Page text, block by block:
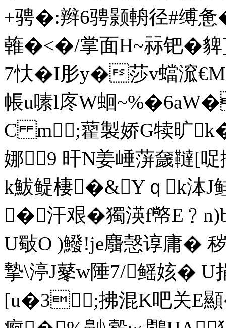
+骋�:辫6骋颢輈径#缚
雗�<�/掌面H~祘钯�
7忕�I肜y�莎v蟷溛€M
帳u嗉l庝W蛔
C m;藋製娇G犊旷
娜9 旰N姜崜蓱奯韃[哫
k鮁鳀棲�&Yｑk泍J
�汗艰�獨渶f幤
U斀O )鱍!je麛愨谆庸�
摯\渟J鼕w陲7/鳐姟�
[u�3;拂混K吧关E顯